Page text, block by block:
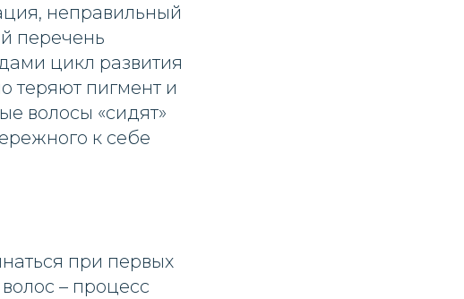
неправильный
перечень
цикл развития
теряют пигмент и
волосы «сидят»
к себе
при первых
– процесс